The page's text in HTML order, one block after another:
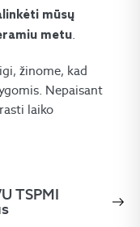
mūsų
metu.
žinome, kad
Nepaisant
laiko
TSPMI